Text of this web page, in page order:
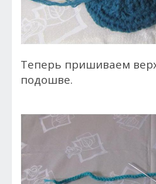
Теперь пришиваем
подошве.